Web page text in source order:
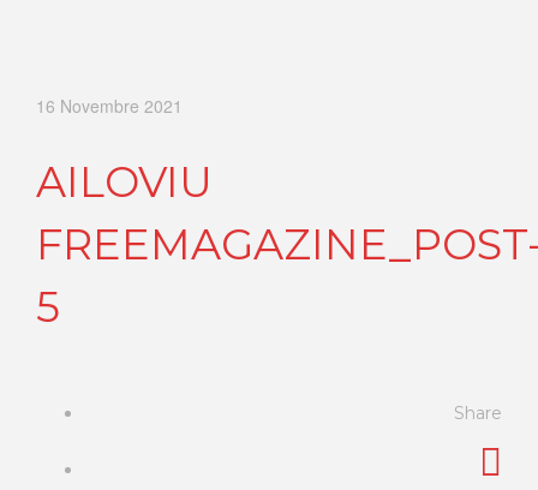
16 Novembre 2021
AILOVIU
5
Share